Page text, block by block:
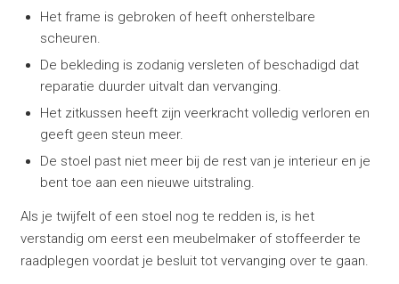
Het frame is gebroken of heeft onherstelbare
scheuren.
De bekleding is zodanig versleten of beschadigd dat
reparatie duurder uitvalt dan vervanging.
Het zitkussen heeft zijn veerkracht volledig verloren en
geeft geen steun meer.
De stoel past niet meer bij de rest van je interieur en je
bent toe aan een nieuwe uitstraling.
Als je twijfelt of een stoel nog te redden is, is het
verstandig om eerst een meubelmaker of stoffeerder te
raadplegen voordat je besluit tot vervanging over te gaan.